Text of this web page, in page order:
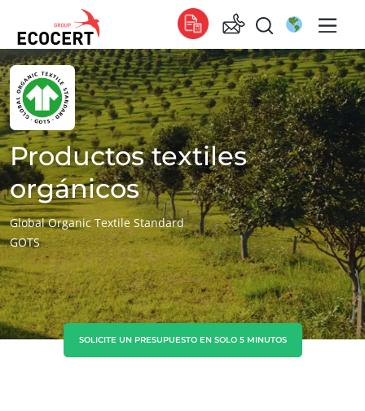
NUESTROS SERVICIOS
Certificación
Formación
Consultoría
Global
Global (español)
Global (francés)
Global (inglés)
África
Sudáfrica (inglés)
Túnez (francés)
Asia
China (chino)
Productos textiles
orgánicos
Global Organic Textile Standard
GOTS
SOLICITE UN PRESUPUESTO EN SOLO 5 MINUTOS